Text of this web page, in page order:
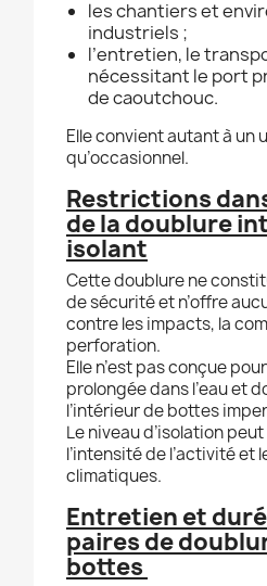
les chantiers et
industriels ;
l’entretien, le
nécessitant le port
de caoutchouc.
Elle convient autant à un
qu’occasionnel.
Restrictions
de la doublure
isolant
Cette doublure ne
de sécurité et n’offre
contre les impacts, la
perforation.
Elle n’est pas conçue
prolongée dans l’eau et
l’intérieur de bottes
Le niveau d’isolation
l’intensité de l’activité et
climatiques.
Entretien et
paires de
bottes